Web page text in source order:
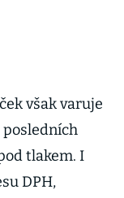
však varuje
tlakem. I
DPH,